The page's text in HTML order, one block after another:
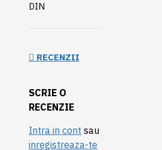
DIN
RECENZII
SCRIE O
RECENZIE
Intra in cont sau
inregistreaza-te